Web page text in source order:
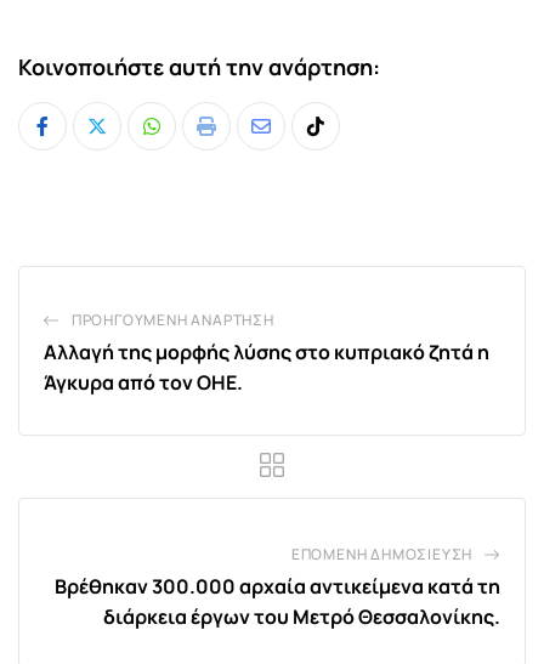
Κοινοποιήστε αυτή την ανάρτηση:
Whatsapp
Print
ShareTiktok
ΠΡΟΗΓΟΎΜΕΝΗ ΑΝΆΡΤΗΣΗ
Aλλαγή της μορφής λύσης στο κυπριακό ζητά η
Άγκυρα από τον ΟΗΕ.
ΕΠΌΜΕΝΗ ΔΗΜΟΣΊΕΥΣΗ
Βρέθηκαν 300.000 αρχαία αντικείμενα κατά τη
διάρκεια έργων του Μετρό Θεσσαλονίκης.